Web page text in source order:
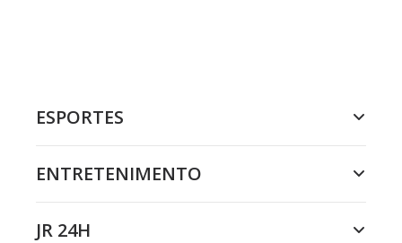
ESPORTES
ENTRETENIMENTO
JR 24H